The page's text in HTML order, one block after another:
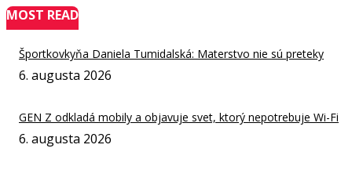
MOST READ
Športkovkyňa Daniela Tumidalská: Materstvo nie sú preteky
6. augusta 2026
GEN Z odkladá mobily a objavuje svet, ktorý nepotrebuje Wi-Fi
6. augusta 2026